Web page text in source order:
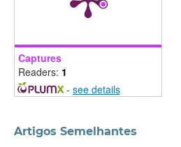
Captures
Readers: 1
- see details
Artigos Semelhantes